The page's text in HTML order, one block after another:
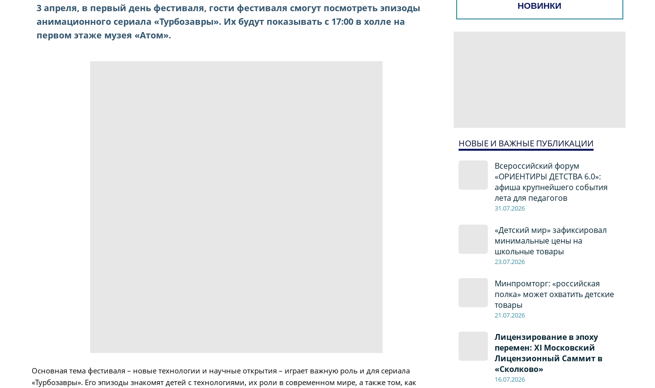
НОВИНКИ
НОВЫЕ И ВАЖНЫЕ ПУБЛИКАЦИИ
Всероссийский форум
«ОРИЕНТИРЫ ДЕТСТВА 6.0»:
афиша крупнейшего события
лета для педагогов
31.07.2026
«Детский мир» зафиксировал
минимальные цены на
школьные товары
23.07.2026
Минпромторг: «российская
полка» может охватить детские
товары
21.07.2026
Лицензирование в эпоху
перемен: XI Московский
Лицензионный Саммит в
«Сколково»
16.07.2026
3 апреля, в первый день фестиваля, гости фестиваля смогут посмотреть эпизоды
анимационного сериала «Турбозавры». Их будут показывать с 17:00 в холле на
первом этаже музея «Атом».
Основная тема фестиваля – новые технологии и научные открытия – играет важную роль и для сериала
«Турбозавры». Его эпизоды знакомят детей с технологиями, их роли в современном мире, а также том, как